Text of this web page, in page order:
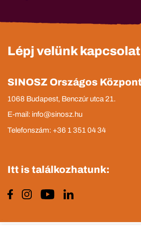
Lépj velünk
SINOSZ Országos
1068 Budapest, Benczúr utca 21.
E-mail: info@sinosz.hu
Telefonszám: +36 1 351 04 34
Itt is találkozhatunk: